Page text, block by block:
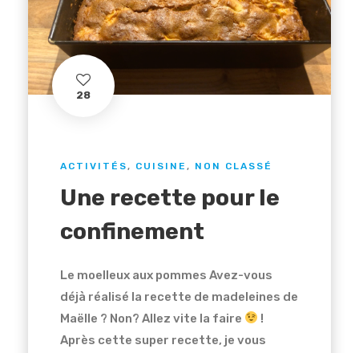
28
ACTIVITÉS, CUISINE , NON CLASSÉ
Une recette pour le
confinement
Le moelleux aux pommes Avez-vous
déjà réalisé la recette de madeleines de
Maëlle ? Non? Allez vite la faire
!
Après cette super recette, je vous